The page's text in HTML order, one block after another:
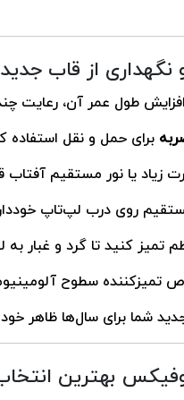
نگهداری از قاب جدید
طول عمر آن، رعایت
برای حمل و نقل استفاده
زیاد یا نور مستقیم آفتاب
روی درب لپ‌تاپ
تمیز کنید تا گرد و غبار به
تمیزکننده سطوح
شما برای سال‌ها ظاهر
بهترین